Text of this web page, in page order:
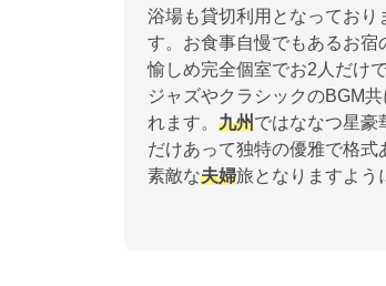
浴場も貸切利用となっており
す。お食事自慢でもあるお
愉しめ完全個室でお2人だけ
ジャズやクラシックのBGM
れます。 九州ではななつ星豪
だけあって独特の優雅で格
素敵な夫婦旅となりますよう